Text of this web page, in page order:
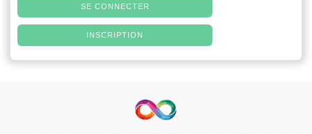
SE CONNECTER
INSCRIPTION